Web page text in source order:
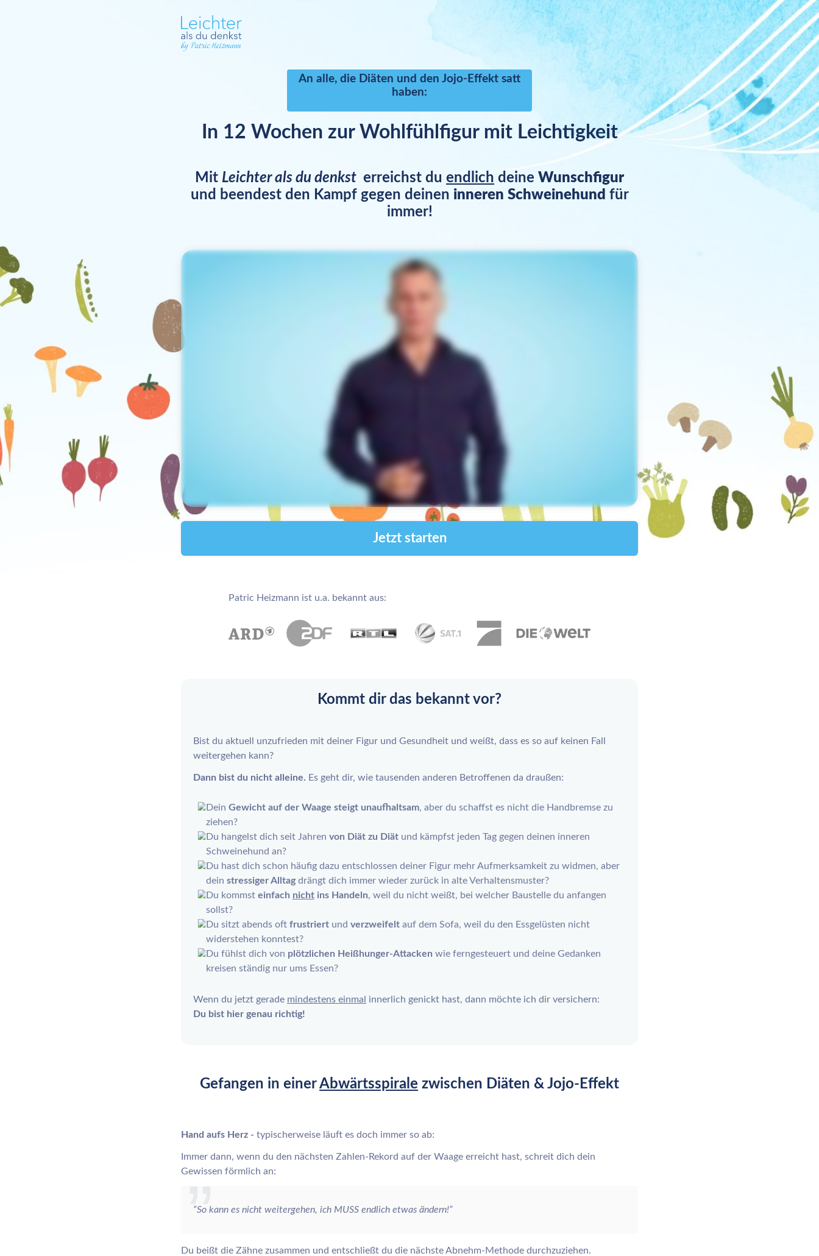
An alle, die Diäten und den Jojo-Effekt satt
haben:
In 12 Wochen zur Wohlfühlfigur mit Leichtigkeit
Mit Leichter als du denkst erreichst du endlich deine Wunschfigur
und beendest den Kampf gegen deinen inneren Schweinehund für
immer!
Jetzt starten
Patric Heizmann ist u.a. bekannt aus:
Kommt dir das bekannt vor?
Bist du aktuell unzufrieden mit deiner Figur und Gesundheit und weißt, dass es so auf keinen Fall
weitergehen kann?
Dann bist du nicht alleine. Es geht dir, wie tausenden anderen Betroffenen da draußen:
Dein Gewicht auf der Waage steigt unaufhaltsam, aber du schaffst es nicht die Handbremse zu
ziehen?
Du hangelst dich seit Jahren von Diät zu Diätund kämpfst jeden Tag gegen deinen inneren
Schweinehund an?
Du hast dich schon häufig dazu entschlossen deiner Figur mehr Aufmerksamkeit zu widmen, aber
dein stressiger Alltagdrängt dich immer wieder zurück in alte Verhaltensmuster?
Du kommst einfach nichtins Handeln, weil du nicht weißt, bei welcher Baustelle du anfangen
sollst?
Du sitzt abends oft frustriertund verzweifeltauf dem Sofa, weil du den Essgelüsten nicht
widerstehen konntest?
Du fühlst dich von plötzlichen Heißhunger-Attacken wie ferngesteuert und deine Gedanken
kreisen ständig nur ums Essen?
Wenn du jetzt gerade mindestens einmal
innerlich genickt hast, dann möchte ich dir versichern:
Du bist hier genau richtig!
Gefangen in einerAbwärtsspirale zwischen Diäten & Jojo-Effekt
Hand aufs Herz - typischerweise läuft es doch immer so ab:
Immer dann, wenn du den nächsten Zahlen-Rekord auf der Waage erreicht hast, schreit dich dein
Gewissen förmlich an:
“So kann es nicht weitergehen, ich MUSS endlich etwas ändern!”
Du beißt die Zähne zusammen und entschließt du die nächste Abnehm-Methode durchzuziehen.